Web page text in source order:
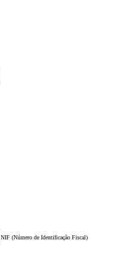
NIF (Número de Identificação Fiscal)